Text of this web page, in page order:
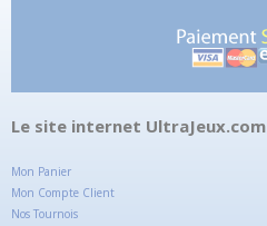
Le site internet UltraJeux.com
Mon Panier
Mon Compte Client
Nos Tournois